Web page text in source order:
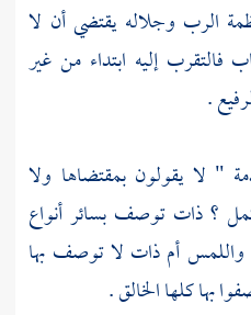
الرب وجلاله يقتضي أن لا
إليه ابتداء من غير
.
" لا يقولون بمقتضاها ولا
؟ ذات توصف بسائر أنواع
أم ذات لا توصف بها
بها كلها الخالق .